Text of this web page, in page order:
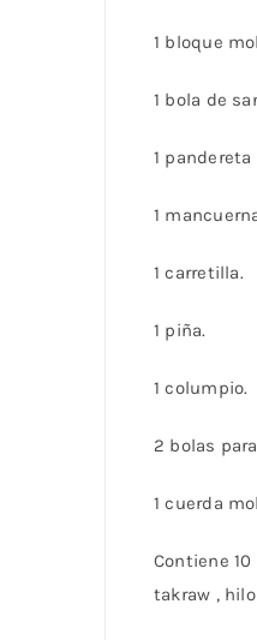
1 bloque
1 bola de
1
1
1 carretilla.
1 piña.
1 columpio.
2 bolas
1 cuerda
Contiene
takraw ,